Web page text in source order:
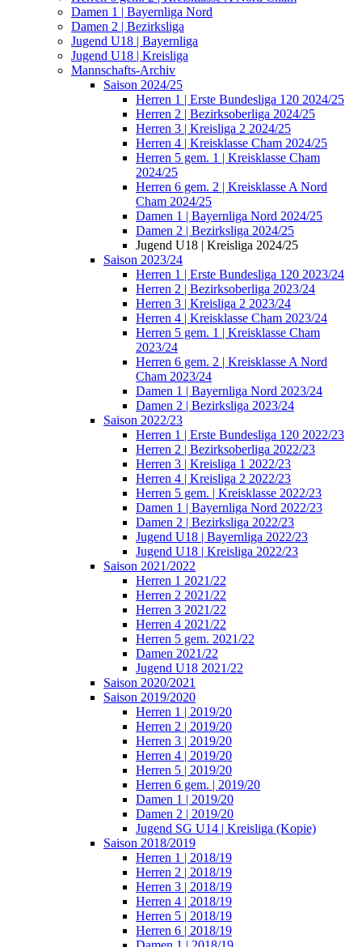
Damen 1 | Bayernliga Nord
Damen 2 | Bezirksliga
Jugend U18 | Bayernliga
Jugend U18 | Kreisliga
Mannschafts-Archiv
Saison 2024/25
Herren 1 | Erste Bundesliga 120 2024/25
Herren 2 | Bezirksoberliga 2024/25
Herren 3 | Kreisliga 2 2024/25
Herren 4 | Kreisklasse Cham 2024/25
Herren 5 gem. 1 | Kreisklasse Cham
2024/25
Herren 6 gem. 2 | Kreisklasse A Nord
Cham 2024/25
Damen 1 | Bayernliga Nord 2024/25
Damen 2 | Bezirksliga 2024/25
Jugend U18 | Kreisliga 2024/25
Saison 2023/24
Herren 1 | Erste Bundesliga 120 2023/24
Herren 2 | Bezirksoberliga 2023/24
Herren 3 | Kreisliga 2 2023/24
Herren 4 | Kreisklasse Cham 2023/24
Herren 5 gem. 1 | Kreisklasse Cham
2023/24
Herren 6 gem. 2 | Kreisklasse A Nord
Cham 2023/24
Damen 1 | Bayernliga Nord 2023/24
Damen 2 | Bezirksliga 2023/24
Saison 2022/23
Herren 1 | Erste Bundesliga 120 2022/23
Herren 2 | Bezirksoberliga 2022/23
Herren 3 | Kreisliga 1 2022/23
Herren 4 | Kreisliga 2 2022/23
Herren 5 gem. | Kreisklasse 2022/23
Damen 1 | Bayernliga Nord 2022/23
Damen 2 | Bezirksliga 2022/23
Jugend U18 | Bayernliga 2022/23
Jugend U18 | Kreisliga 2022/23
Saison 2021/2022
Herren 1 2021/22
Herren 2 2021/22
Herren 3 2021/22
Herren 4 2021/22
Herren 5 gem. 2021/22
Damen 2021/22
Jugend U18 2021/22
Saison 2020/2021
Saison 2019/2020
Herren 1 | 2019/20
Herren 2 | 2019/20
Herren 3 | 2019/20
Herren 4 | 2019/20
Herren 5 | 2019/20
Herren 6 gem. | 2019/20
Damen 1 | 2019/20
Damen 2 | 2019/20
Jugend SG U14 | Kreisliga (Kopie)
Saison 2018/2019
Herren 1 | 2018/19
Herren 2 | 2018/19
Herren 3 | 2018/19
Herren 4 | 2018/19
Herren 5 | 2018/19
Herren 6 | 2018/19